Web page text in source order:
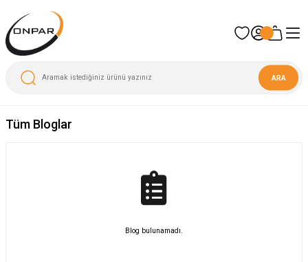
ARA
Tüm Bloglar
Blog bulunamadı.